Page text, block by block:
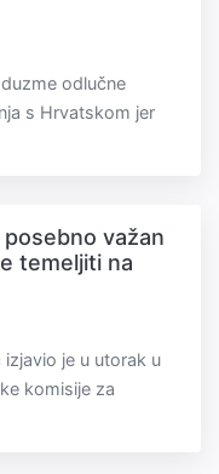
odlučne
s Hrvatskom jer
važan
temeljiti na
je u utorak u
komisije za